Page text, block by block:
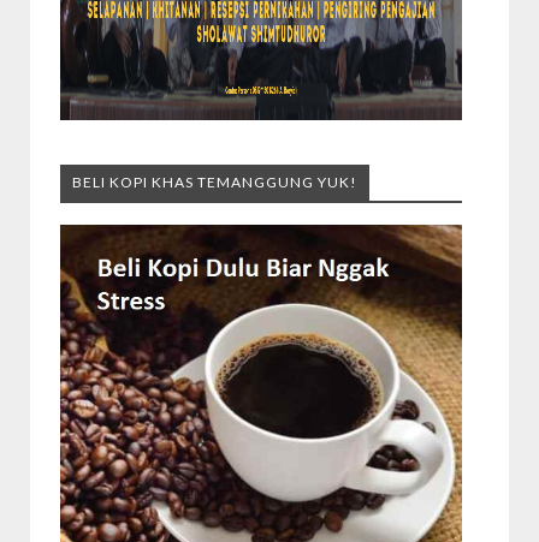
BELI KOPI KHAS TEMANGGUNG YUK!